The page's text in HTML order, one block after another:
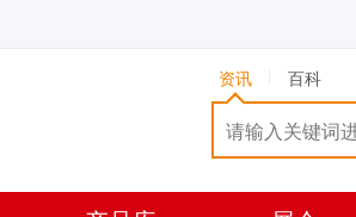
资讯 百科